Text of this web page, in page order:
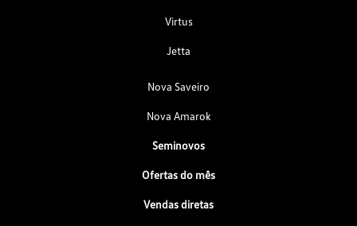
Virtus
Jetta
Nova Saveiro
Nova Amarok
Seminovos
Ofertas do mês
Vendas diretas